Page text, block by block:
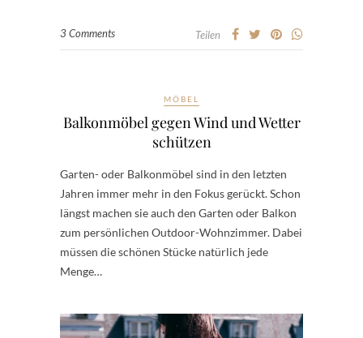
3 Comments Teilen
MÖBEL
Balkonmöbel gegen Wind und Wetter
schützen
Garten- oder Balkonmöbel sind in den letzten
Jahren immer mehr in den Fokus gerückt. Schon
längst machen sie auch den Garten oder Balkon
zum persönlichen Outdoor-Wohnzimmer. Dabei
müssen die schönen Stücke natürlich jede
Menge…